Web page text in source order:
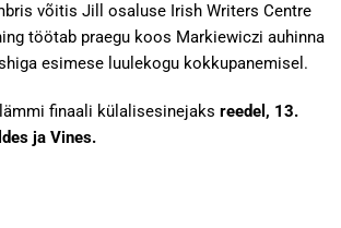
võitis Jill osaluse Irish Writers Centre
töötab praegu koos Markiewiczi auhinna
esimese luulekogu kokkupanemisel.
finaali külalisesinejaks reedel, 13.
ja Vines.